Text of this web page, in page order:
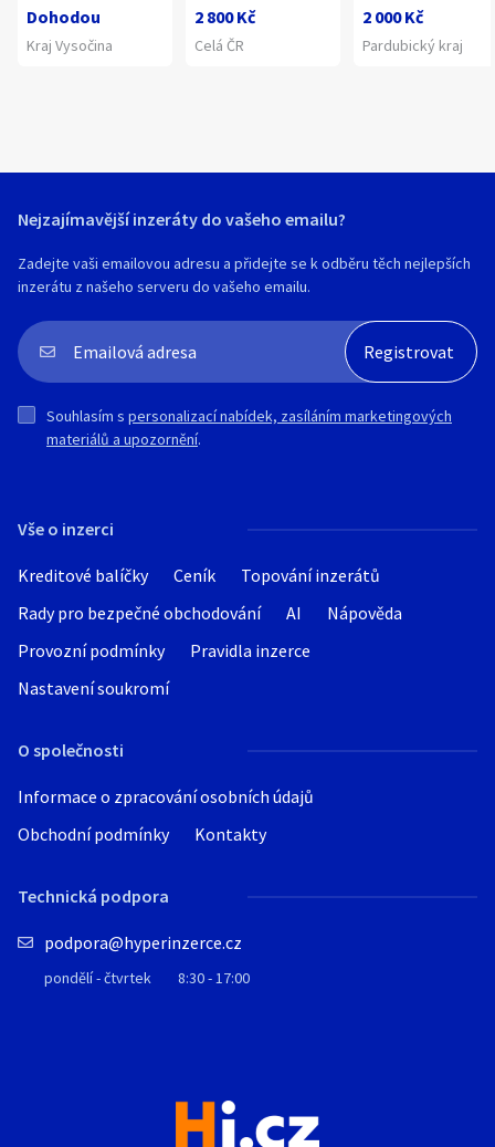
Dohodou
Kraj Vysočina
2 800 Kč
Celá ČR
2 000 Kč
Pardubický kraj
Vše o inzerci
Kreditové balíčky Ceník
Topování inzerátů
Rady pro bezpečné obchodování
AI
Nápověda
Provozní podmínky
Pravidla inzerce
Nastavení soukromí
O společnosti
Informace o zpracování osobních údajů
Obchodní podmínky
Kontakty
Technická podpora
podpora@hyperinzerce.cz
pondělí - čtvrtek 8:30 - 17:00
Nejzajímavější inzeráty do vašeho emailu?
Zadejte vaši emailovou adresu a přidejte se k odběru těch nejlepších
inzerátu z našeho serveru do vašeho emailu.
Souhlasím s personalizací nabídek, zasíláním marketingových
materiálů a upozornění.